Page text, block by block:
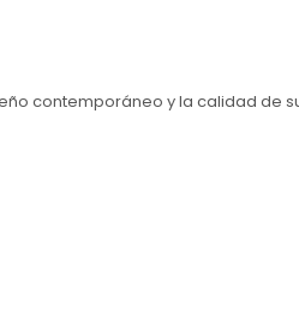
contemporáneo y la calidad de